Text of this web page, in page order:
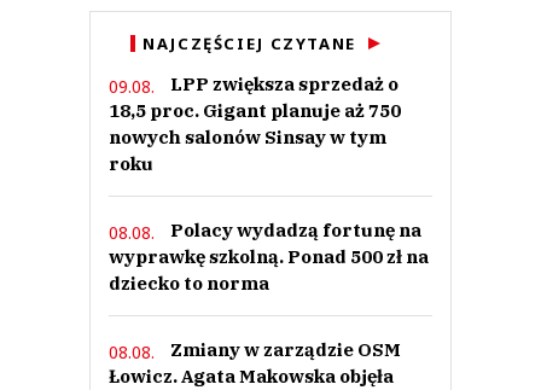
NAJCZĘŚCIEJ CZYTANE
09.08.
LPP zwiększa sprzedaż o
18,5 proc. Gigant planuje aż 750
nowych salonów Sinsay w tym
roku
08.08.
Polacy wydadzą fortunę na
wyprawkę szkolną. Ponad 500 zł na
dziecko to norma
08.08.
Zmiany w zarządzie OSM
Łowicz. Agata Makowska objęła